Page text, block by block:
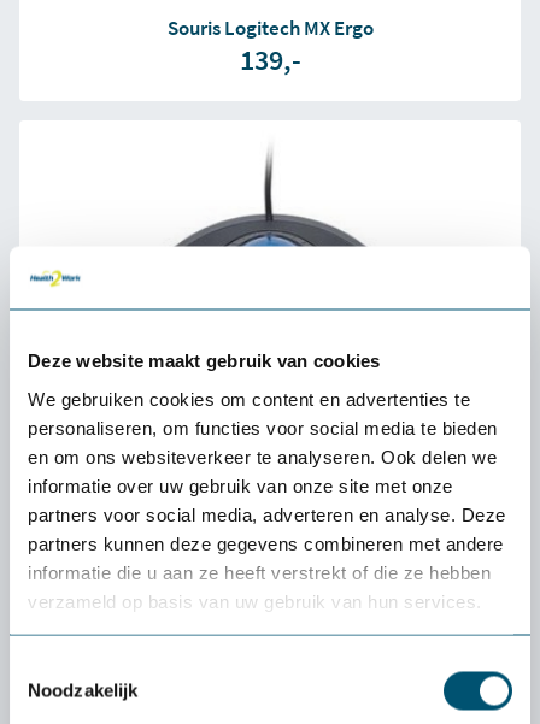
Deze website maakt gebruik van cookies
We gebruiken cookies om content en advertenties te
personaliseren, om functies voor social media te bieden
en om ons websiteverkeer te analyseren. Ook delen we
informatie over uw gebruik van onze site met onze
partners voor social media, adverteren en analyse. Deze
partners kunnen deze gegevens combineren met andere
informatie die u aan ze heeft verstrekt of die ze hebben
verzameld op basis van uw gebruik van hun services.
Noodzakelijk
Souris Logitech MX Ergo
139,-
Orbit Optical Trackball Scroll Ring
85,-